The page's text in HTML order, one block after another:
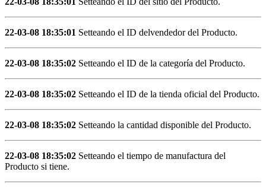
22-03-08 18:35:01 Setteando el ID delvendedor del Producto.
22-03-08 18:35:02 Setteando el ID de la categoría del Producto.
22-03-08 18:35:02 Setteando el ID de la tienda oficial del Producto.
22-03-08 18:35:02 Setteando la cantidad disponible del Producto.
22-03-08 18:35:02 Setteando el tiempo de manufactura del
Producto si tiene.